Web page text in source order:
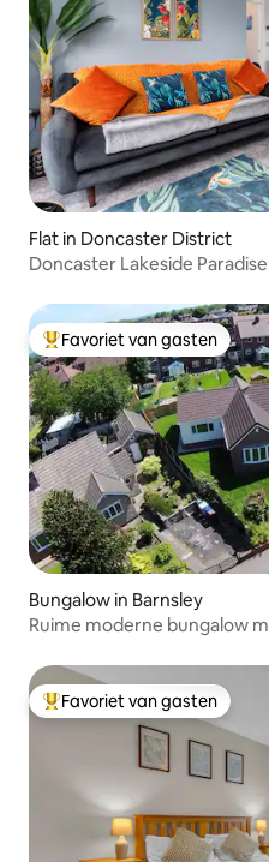
Flat in Doncaster District
Doncaster Lakeside
Topfavoriet van gasten
Favoriet van gasten
Bungalow in Barnsley
Ruime moderne bungalow
Topfavoriet van gasten
Favoriet van gasten